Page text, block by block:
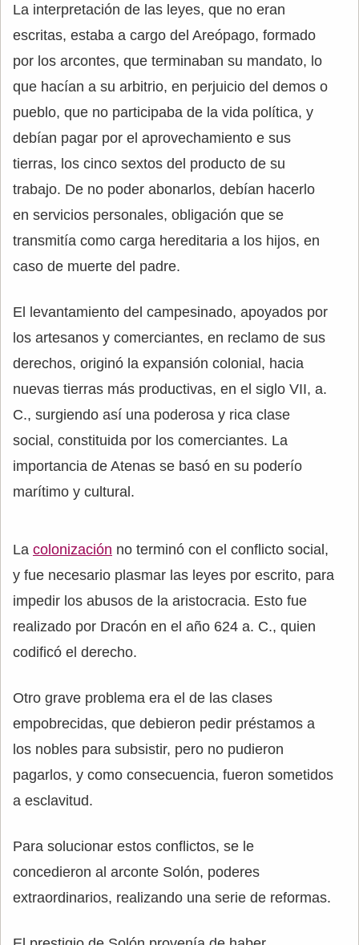
La interpretación de las leyes, que no eran
escritas, estaba a cargo del Areópago, formado
por los arcontes, que terminaban su mandato, lo
que hacían a su arbitrio, en perjuicio del demos o
pueblo, que no participaba de la vida política, y
debían pagar por el aprovechamiento e sus
tierras, los cinco sextos del producto de su
trabajo. De no poder abonarlos, debían hacerlo
en servicios personales, obligación que se
transmitía como carga hereditaria a los hijos, en
caso de muerte del padre.
El levantamiento del campesinado, apoyados por
los artesanos y comerciantes, en reclamo de sus
derechos, originó la expansión colonial, hacia
nuevas tierras más productivas, en el siglo VII, a.
C., surgiendo así una poderosa y rica clase
social, constituida por los comerciantes. La
importancia de Atenas se basó en su poderío
marítimo y cultural.
La colonización no terminó con el conflicto social,
y fue necesario plasmar las leyes por escrito, para
impedir los abusos de la aristocracia. Esto fue
realizado por Dracón en el año 624 a. C., quien
codificó el derecho.
Otro grave problema era el de las clases
empobrecidas, que debieron pedir préstamos a
los nobles para subsistir, pero no pudieron
pagarlos, y como consecuencia, fueron sometidos
a esclavitud.
Para solucionar estos conflictos, se le
concedieron al arconte Solón, poderes
extraordinarios, realizando una serie de reformas.